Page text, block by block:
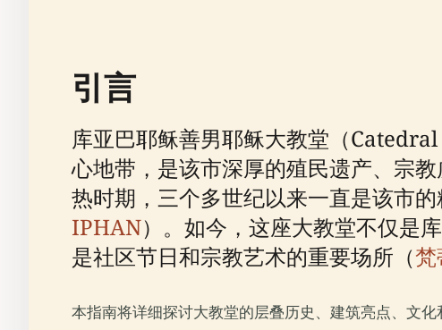
引言
库亚巴耶稣善男耶稣大教堂（
心地带，是该市深厚的殖民遗产、宗
热时期，三个多世纪以来一直是该市
IPHAN）。如今，这座大教堂不仅是
是社区节日和宗教艺术的重要场所（
本指南将详细探讨大教堂的层叠历史、建筑亮点、文